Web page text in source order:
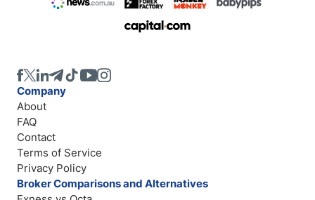
Company
About
FAQ
Contact
Terms of Service
Privacy Policy
Broker Comparisons and Alternatives